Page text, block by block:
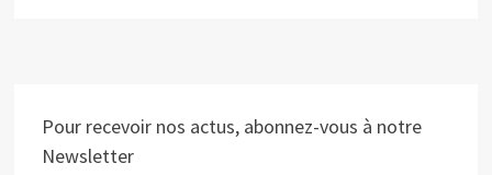
Pour recevoir nos actus, abonnez-vous à notre
Newsletter